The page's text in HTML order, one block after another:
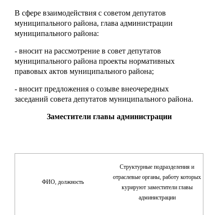
В сфере взаимодействия с советом депутатов
муниципального района, глава администрации
муниципального района:
- вносит на рассмотрение в совет депутатов
муниципального района проекты нормативных
правовых актов муниципального района;
- вносит предложения о созыве внеочередных
заседаний совета депутатов муниципального района.
Заместители главы администрации
ФИО, должность
Структурные подразделения и
отраслевые органы, работу которых
курируют заместители главы
администрации